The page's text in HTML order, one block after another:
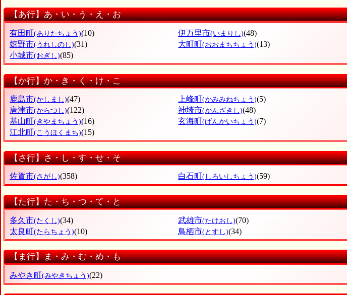
【あ行】あ・い・う・え・お
有田町(ありたちょう)(10) 伊万里市(いまりし)(48)
嬉野市(うれしのし)(31) 大町町(おおまちちょう)(13)
小城市(おぎし)(85)
【か行】か・き・く・け・こ
鹿島市(かしまし)(47) 上峰町(かみみねちょう)(5)
唐津市(からつし)(122) 神埼市(かんざきし)(48)
基山町(きやまちょう)(16) 玄海町(げんかいちょう)(7)
江北町(こうほくまち)(15)
【さ行】さ・し・す・せ・そ
佐賀市(さがし)(358) 白石町(しろいしちょう)(59)
【た行】た・ち・つ・て・と
多久市(たくし)(34) 武雄市(たけおし)(70)
太良町(たらちょう)(10) 鳥栖市(とすし)(34)
【ま行】ま・み・む・め・も
みやき町(みやきちょう)(22)